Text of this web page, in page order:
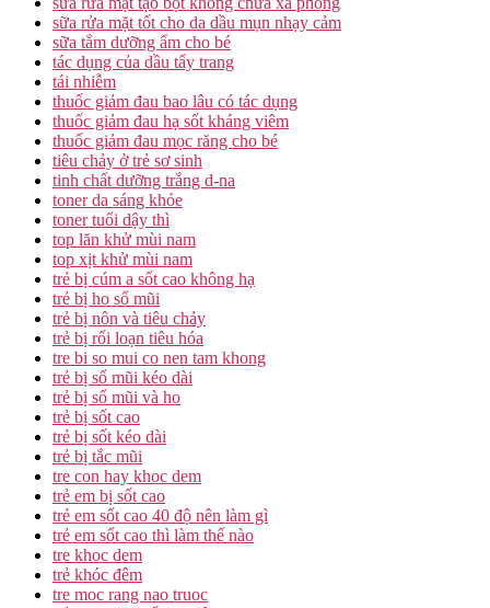
sữa rửa mặt tốt cho da dầu mụn nhạy cảm
sữa tắm dưỡng ẩm cho bé
tác dụng của dầu tẩy trang
tái nhiễm
thuốc giảm đau bao lâu có tác dụng
thuốc giảm đau hạ sốt kháng viêm
thuốc giảm đau mọc răng cho bé
tiêu chảy ở trẻ sơ sinh
tinh chất dưỡng trắng d-na
toner da sáng khỏe
toner tuổi dậy thì
top lăn khử mùi nam
top xịt khử mùi nam
trẻ bị cúm a sốt cao không hạ
trẻ bị ho sổ mũi
trẻ bị nôn và tiêu chảy
trẻ bị rối loạn tiêu hóa
tre bi so mui co nen tam khong
trẻ bị sổ mũi kéo dài
trẻ bị sổ mũi và ho
trẻ bị sốt cao
trẻ bị sốt kéo dài
trẻ bị tắc mũi
tre con hay khoc dem
trẻ em bị sốt cao
trẻ em sốt cao 40 độ nên làm gì
trẻ em sốt cao thì làm thế nào
tre khoc dem
trẻ khóc đêm
tre moc rang nao truoc